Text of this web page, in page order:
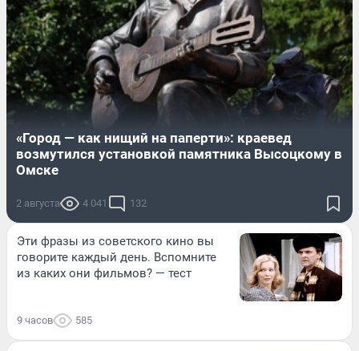
«Город — как нищий на паперти»: краевед
возмутился установкой памятника Высоцкому в
Омске
2 августа 4 041 132
Эти фразы из советского кино вы
говорите каждый день. Вспомните
из каких они фильмов? — тест
9 часов 585